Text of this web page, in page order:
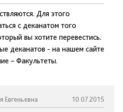
Для этого
с деканатом того
вы хотите перевестись.
деканатов - на нашем сайте
– Факультеты.
Евгеньевна 10.07.2015